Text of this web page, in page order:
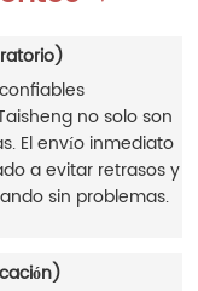
no solo son
El envío inmediato
a evitar retrasos y
sin problemas.